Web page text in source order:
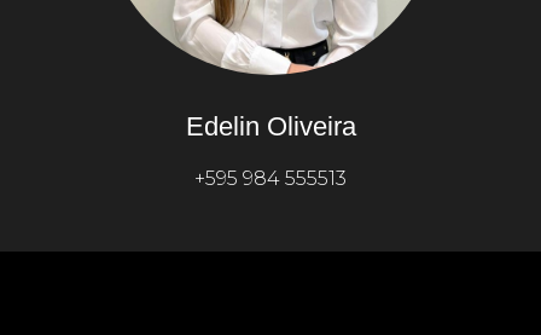
Edelin Oliveira
+595 984 555513